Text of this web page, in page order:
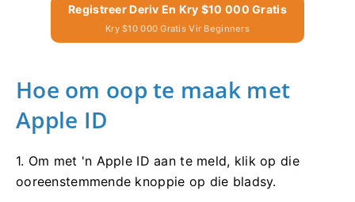
Registreer Deriv En Kry $10 000 Gratis
Kry $10 000 Gratis Vir Beginners
Hoe om oop te maak met
Apple ID
1. Om met 'n Apple ID aan te meld, klik op die
ooreenstemmende knoppie op die bladsy.